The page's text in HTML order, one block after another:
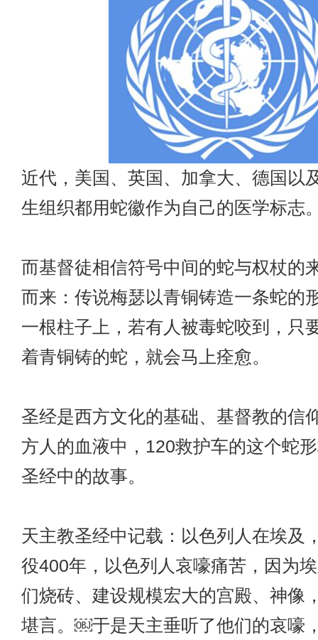
近代，美国、英国、加拿大、德国以
生组织都用蛇徽作为自己的医学标志
而基督徒相信符号中间的蛇与权杖的
而来：传说梅瑟以青铜铸造一条蛇的
一根柱子上，若有人被毒蛇咬到，只
着青铜铸的蛇，就会马上痊愈。
圣经是西方文化的基础、基督教的信
方人的血液中， 120救护车的这个蛇
圣经中的故事。
天主教圣经中记载：以色列人在埃及
役400年，以色列人哀嚎痛苦，因为
们烧砖、建设规模宏大的宫殿、神像
堪言。￼于是天主垂听了他们的哀嚎